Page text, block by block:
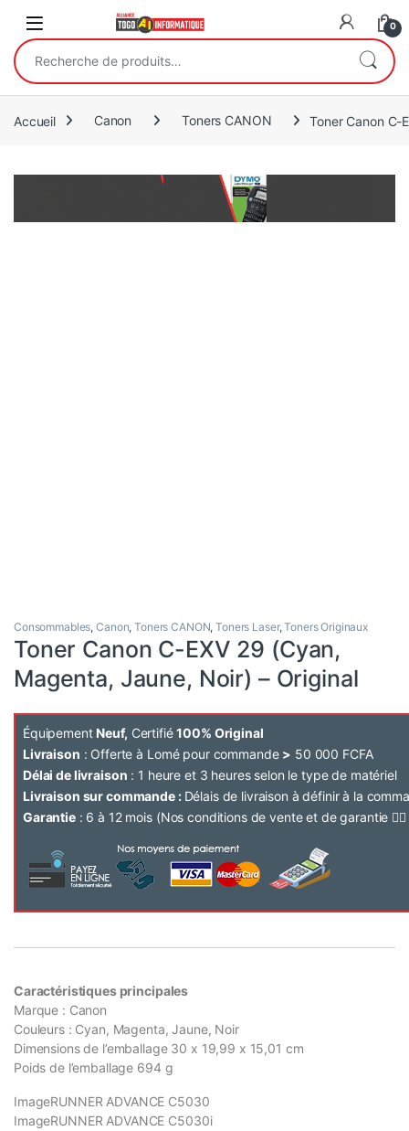
Open 0
Recherche pour :
Accueil Canon Toners CANON Toner Canon C-
Consommables,Canon,Toners CANON,Toners Laser,Toners Originaux
Toner Canon C-EXV 29 (Cyan,
Magenta, Jaune, Noir) – Original
Équipement Neuf, Certifié100% Original
Livraison : Offerte à Lomé pour commande > 50 000 FCFA
Délai de livraison : 1 heure et 3 heures selon le type de matériel
Livraison sur commande : Délais de livraison à définir à la
Garantie: 6 à 12 mois (Nos conditions de vente et de garantie 👉🏽
Caractéristiques principales
Marque : Canon
Couleurs : Cyan, Magenta, Jaune, Noir
Dimensions de l’emballage 30 x 19,99 x 15,01 cm
Poids de l’emballage 694 g
ImageRUNNER ADVANCE C5030
ImageRUNNER ADVANCE C5030i